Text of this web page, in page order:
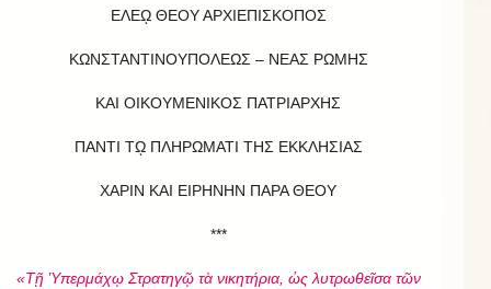
ΕΛΕῼ ΘΕΟΥ ΑΡΧΙΕΠΙΣΚΟΠΟΣ
ΚΩΝΣΤΑΝΤΙΝΟΥΠΟΛΕΩΣ – ΝΕΑΣ ΡΩΜΗΣ
ΚΑΙ ΟΙΚΟΥΜΕΝΙΚΟΣ ΠΑΤΡΙΑΡΧΗΣ
ΠΑΝΤΙ Τῼ ΠΛΗΡΩΜΑΤΙ ΤΗΣ ΕΚΚΛΗΣΙΑΣ
ΧΑΡΙΝ ΚΑΙ ΕΙΡΗΝΗΝ ΠΑΡΑ ΘΕΟΥ
***
«Τῇ Ὑπερμάχῳ Στρατηγῷ τὰ νικητήρια, ὡς λυτρωθεῖσα τῶν